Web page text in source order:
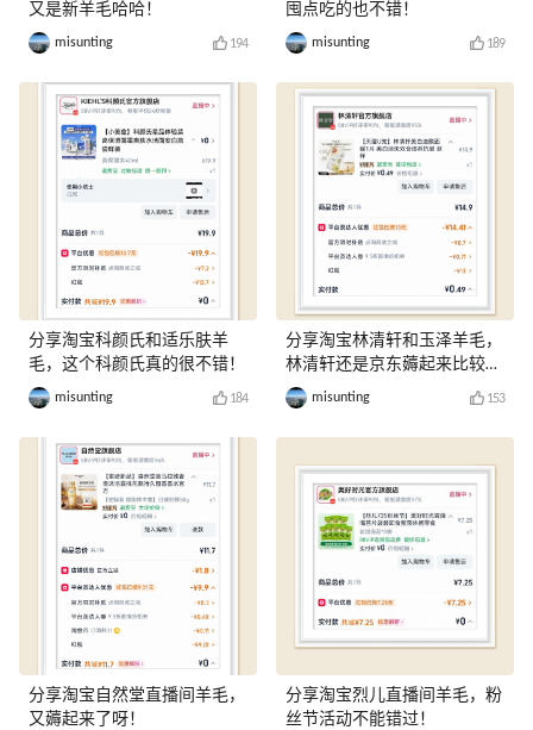
又是新羊毛哈哈！
misunting 194
分享淘宝科颜氏和适乐肤羊
毛，这个科颜氏真的很不错！
misunting 184
分享淘宝自然堂直播间羊毛，
又薅起来了呀！
囤点吃的也不错！
misunting 189
分享淘宝林清轩和玉泽羊毛，
林清轩还是京东薅起来比较
爽！misunting 153
分享淘宝烈儿直播间羊毛，粉
丝节活动不能错过！